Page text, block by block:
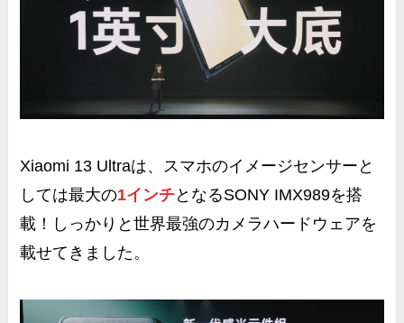
Xiaomi 13 Ultraは、スマホのイメージセンサーと
しては最大の1インチとなるSONY IMX989を搭
載！しっかりと世界最強のカメラハードウェアを
載せてきました。